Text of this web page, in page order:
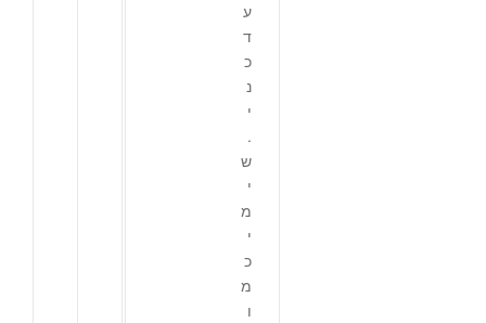
ע
ד
כ
נ
י
.
ש
י
מ
י
כ
מ
ו